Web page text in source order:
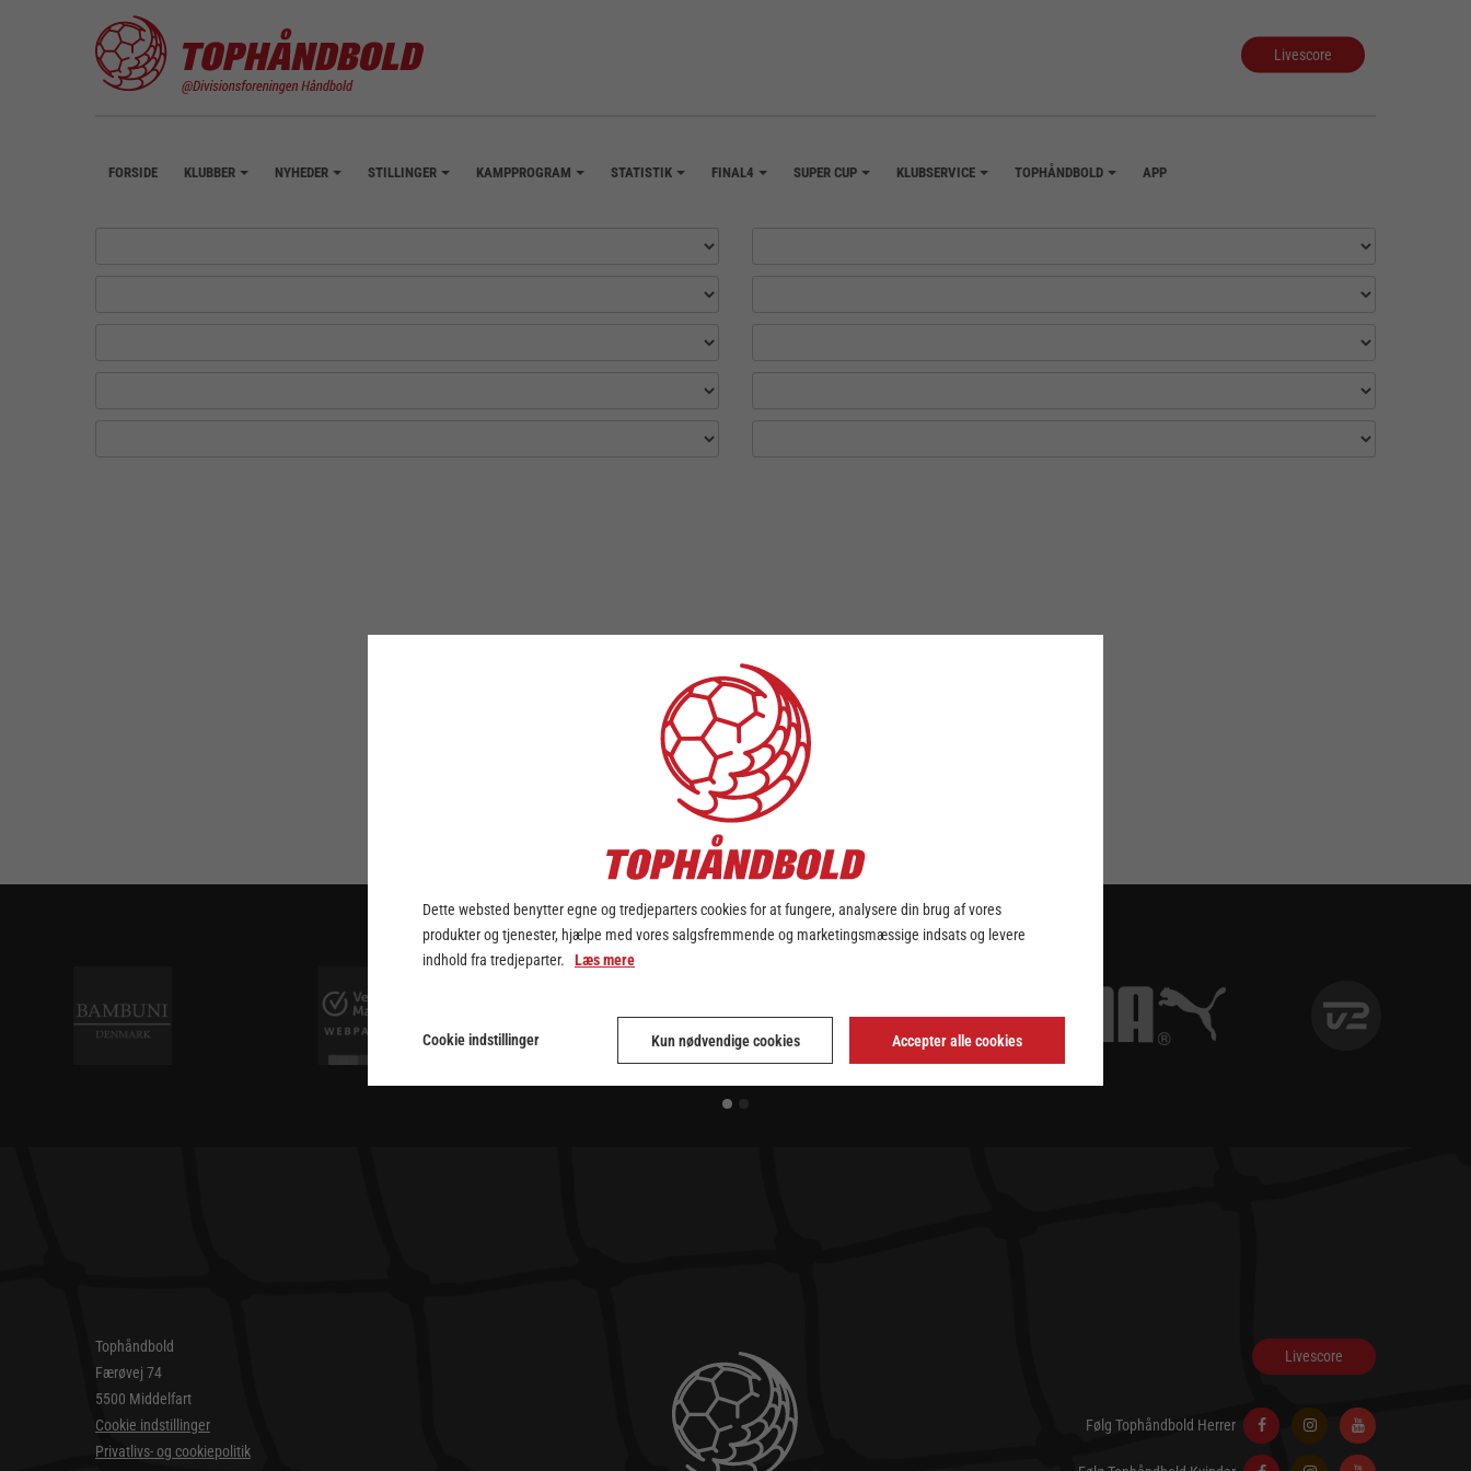
Livescore
FORSIDE KLUBBER NYHEDER STILLINGER KAMPPROGRAM STATISTIK FINAL4 SUPER CUP KLUBSERVICE TOPHÅNDBOLD APP
Tophåndbold
Færøvej 74
5500 Middelfart
Cookie indstillinger
Privatlivs- og cookiepolitik
Livescore
Følg Tophåndbold Herrer
Dette websted benytter egne og tredjeparters cookies for at fungere, analysere din brug af vores
produkter og tjenester, hjælpe med vores salgsfremmende og marketingsmæssige indsats og levere
indhold fra tredjeparter. Læs mere
Cookie indstillinger Kun nødvendige cookies Accepter alle cookies